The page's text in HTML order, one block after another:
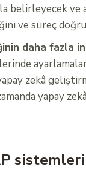
belirleyecek ve
ve süreç
daha fazla
zekâ
yapay